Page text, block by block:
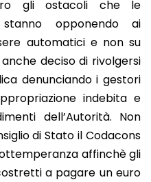
gli ostacoli che le
opponendo ai
automatici e non su
deciso di rivolgersi
denunciando i gestori
indebita e
dell’Autorità. Non
di Stato il Codacons
affinchè gli
a pagare un euro